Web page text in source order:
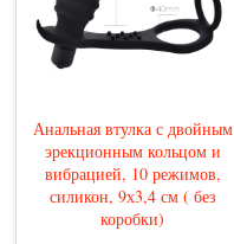
Анальная втулка с двойным
эрекционным кольцом и
вибрацией, 10 режимов,
силикон, 9х3,4 см ( без
коробки)